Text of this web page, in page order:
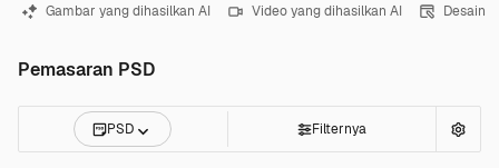
Gambar yang dihasilkan AI Video yang dihasilkan AI Desain
Pemasaran PSD
PSD Filternya